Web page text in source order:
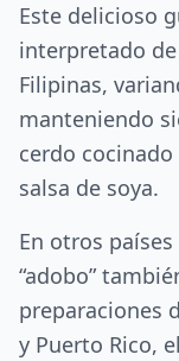
Este delicioso
interpretado
Filipinas,
manteniendo
cerdo
salsa de soya.
En otros
“adobo”
preparaciones
y Puerto Rico,